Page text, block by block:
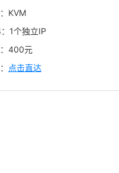
KVM
1个独立IP
400元
点击直达